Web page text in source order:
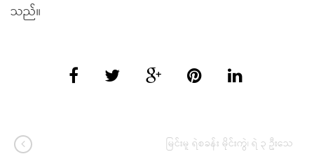
သည်။
မြင်းမူ ရဲစခန်း မိုင်းကွဲ၊ ရဲ ၃ ဦးသေ